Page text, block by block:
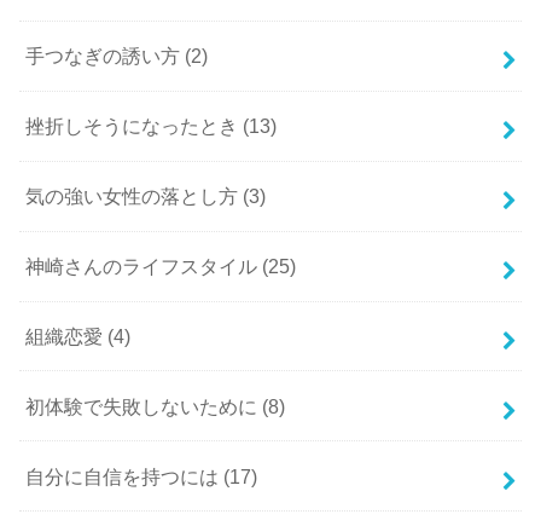
手つなぎの誘い方 (2)
挫折しそうになったとき (13)
気の強い女性の落とし方 (3)
神崎さんのライフスタイル (25)
組織恋愛 (4)
初体験で失敗しないために (8)
自分に自信を持つには (17)